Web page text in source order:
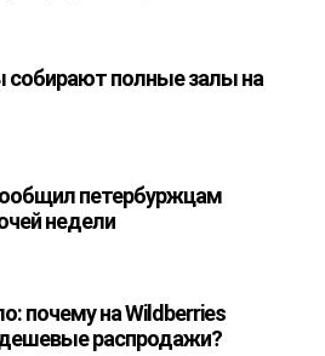
собирают полные залы на
петербуржцам
недели
почему на Wildberries
распродажи?